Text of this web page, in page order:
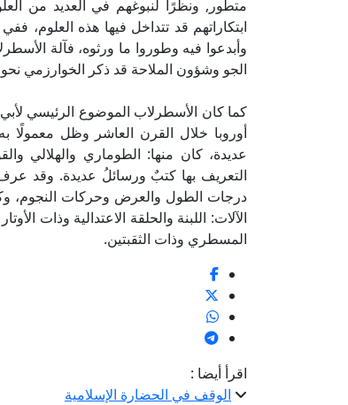
متطور, ونظرًا لنبوغهم في العديد من
ابتكاراتهم قد تتداخل فيها هذه العلوم،
وأبدعوا فيه وطوروا ما ورثوه، فآلة
الجو وشؤون الملاحة قد ذكر الخوارزمي
كما كان الأسطرلاب الموضوع الرئيسي
أوروبا خلال القرن العاشر وظل
عديدة، كان منها: الطوماري والهلالي
التعريف بها كتبٌ ورسائلُ عديدة. وقد
درجات الطول والعرض وحركات النجوم،
الآلات: اللبنة والحلقة الاعتدالية وذات
المسطري وذات الثقبتين.
اقرأ أيضا :
الوقف في الحضارة الإسلامية